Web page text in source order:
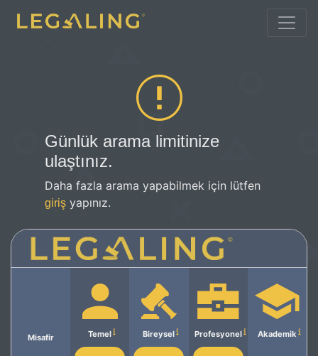
Günlük arama limitinize
ulaştınız.
Daha fazla arama yapabilmek için lütfen
giriş yapınız.
Misafir Temel Bireysel Profesyonel Akademik